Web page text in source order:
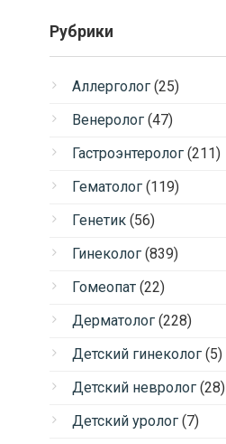
Рубрики
Аллерголог (25)
Венеролог (47)
Гастроэнтеролог (211)
Гематолог (119)
Генетик (56)
Гинеколог (839)
Гомеопат (22)
Дерматолог (228)
Детский гинеколог (5)
Детский невролог (28)
Детский уролог (7)